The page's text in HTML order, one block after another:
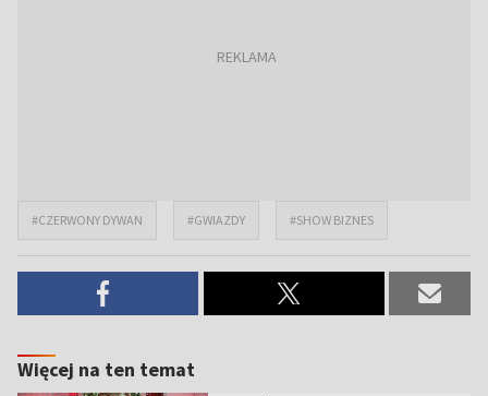
#CZERWONY DYWAN #GWIAZDY #SHOW BIZNES
Więcej na ten temat